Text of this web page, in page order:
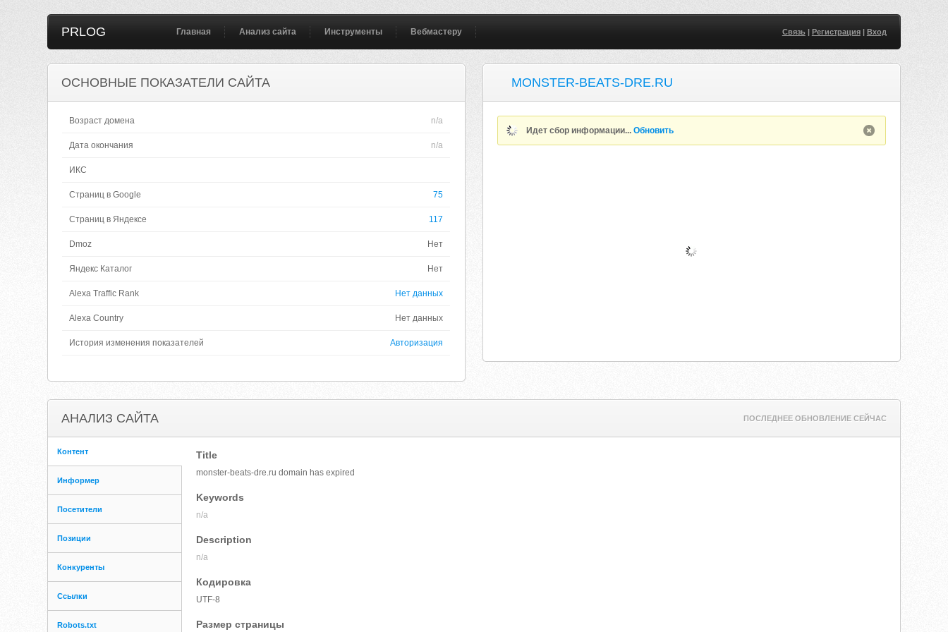
PRLOG Главная Анализ сайта Инструменты Вебмастеру Связь| Регистрация| Вход
ОСНОВНЫЕ ПОКАЗАТЕЛИ САЙТА
Возраст домена n/a
Дата окончания n/a
ИКС
Страниц в Google 75
Страниц в Яндексе 117
Dmoz Нет
Яндекс Каталог Нет
Alexa Traffic Rank Нет данных
Alexa Country Нет данных
История изменения показателей Авторизация
MONSTER-BEATS-DRE.RU
Идет сбор информации...Обновить
АНАЛИЗ САЙТА ПОСЛЕДНЕЕ ОБНОВЛЕНИЕ СЕЙЧАС
Контент
Информер
Посетители
Позиции
Конкуренты
Ссылки
Robots.txt
Title
monster-beats-dre.ru domain has expired
Keywords
n/a
Description
n/a
Кодировка
UTF-8
Размер страницы